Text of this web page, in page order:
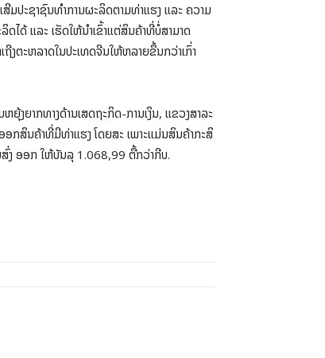
ມປະຊາຊົນທໍາການຜະລິດຕາມທ່າແຮງ ແລະ ຄວາມ
ດໄດ້ ແລະ ເຮັດໃຫ້ນໍາເຂົ້າແຕ່ສິນຄ້າທີ່ບໍ່ສາມາດ
ງຕະຫລາດໃນປະເທດຈີນໃຫ້ຫລາຍຂຶ້ນກວ່າເກົ່າ
ງຍາກທາງດ້ານເສດຖະກິດ-ການເງິນ, ແຂວງສາລະ
ກສິນຄ້າທີ່ມີທ່າແຮງ ໂດຍສະ ເພາະແມ່ນສິນຄ້າກະສິ
ສົ່ງ ອອກ ໃຫ້ບັນລຸ 1.068,99 ຕື້ກວ່າກີບ.